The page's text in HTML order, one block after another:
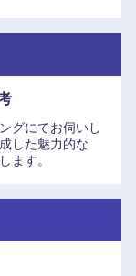
グにてお伺いし
した魅力的な
ます。